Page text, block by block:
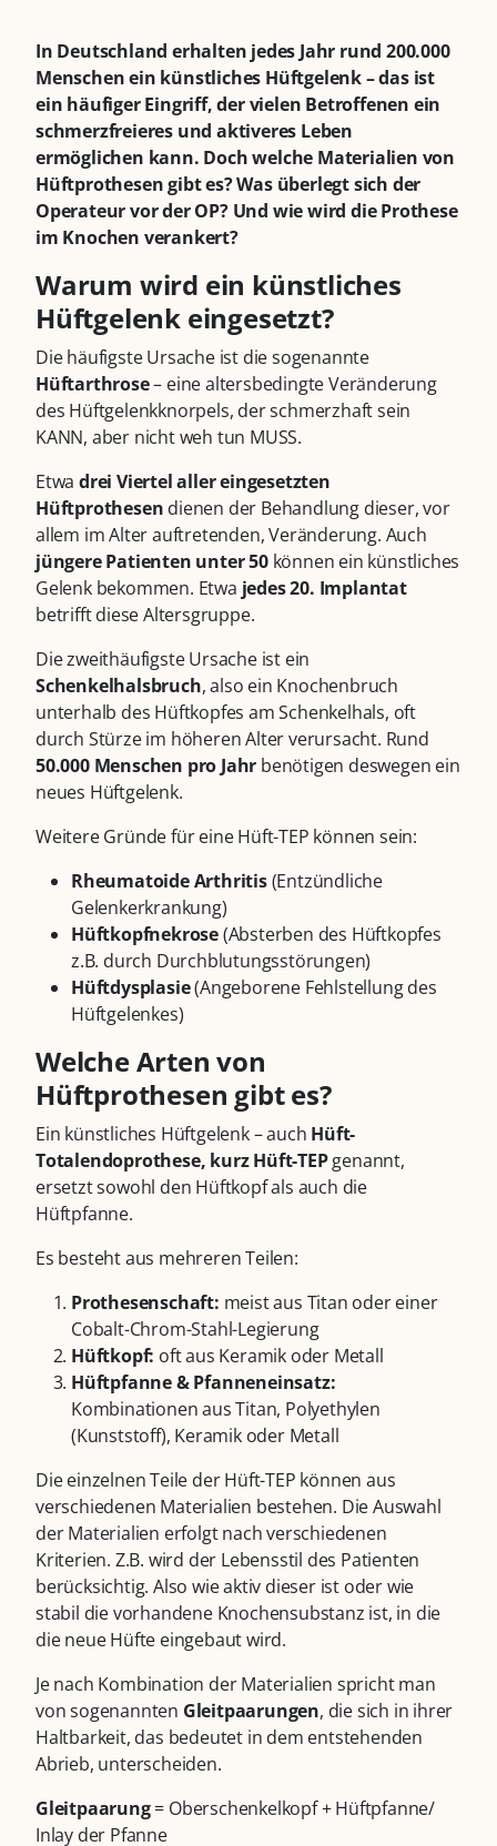
In Deutschland erhalten jedes Jahr rund 200.000
Menschen ein künstliches Hüftgelenk – das ist
ein häufiger Eingriff, der vielen Betroffenen ein
schmerzfreieres und aktiveres Leben
ermöglichen kann. Doch welche Materialien von
Hüftprothesen gibt es? Was überlegt sich der
Operateur vor der OP? Und wie wird die Prothese
im Knochen verankert?
Warum wird ein künstliches
Hüftgelenk eingesetzt?
Die häufigste Ursache ist die sogenannte
Hüftarthrose– eine altersbedingte Veränderung
des Hüftgelenkknorpels, der schmerzhaft sein
KANN, aber nicht weh tun MUSS.
Etwa drei Viertel aller eingesetzten
Hüftprothesen dienen der Behandlung dieser, vor
allem im Alter auftretenden, Veränderung. Auch
jüngere Patienten unter 50können ein künstliches
Gelenk bekommen. Etwa jedes 20. Implantat
betrifft diese Altersgruppe.
Die zweithäufigste Ursache ist ein
Schenkelhalsbruch, also ein Knochenbruch
unterhalb des Hüftkopfes am Schenkelhals, oft
durch Stürze im höheren Alter verursacht. Rund
50.000 Menschen pro Jahr benötigen deswegen ein
neues Hüftgelenk.
Weitere Gründe für eine Hüft-TEP können sein:
Rheumatoide Arthritis(Entzündliche
Gelenkerkrankung)
Hüftkopfnekrose(Absterben des Hüftkopfes
z.B. durch Durchblutungsstörungen)
Hüftdysplasie(Angeborene Fehlstellung des
Hüftgelenkes)
Welche Arten von
Hüftprothesen gibt es?
Ein künstliches Hüftgelenk – auch Hüft-
Totalendoprothese, kurz Hüft-TEPgenannt,
ersetzt sowohl den Hüftkopf als auch die
Hüftpfanne.
Es besteht aus mehreren Teilen:
Prothesenschaft: meist aus Titan oder einer
Cobalt-Chrom-Stahl-Legierung
Hüftkopf: oft aus Keramik oder Metall
Hüftpfanne & Pfanneneinsatz:
Kombinationen aus Titan, Polyethylen
(Kunststoff), Keramik oder Metall
Die einzelnen Teile der Hüft-TEP können aus
verschiedenen Materialien bestehen. Die Auswahl
der Materialien erfolgt nach verschiedenen
Kriterien. Z.B. wird der Lebensstil des Patienten
berücksichtig. Also wie aktiv dieser ist oder wie
stabil die vorhandene Knochensubstanz ist, in die
die neue Hüfte eingebaut wird.
Je nach Kombination der Materialien spricht man
von sogenannten Gleitpaarungen, die sich in ihrer
Haltbarkeit, das bedeutet in dem entstehenden
Abrieb, unterscheiden.
Gleitpaarung= Oberschenkelkopf + Hüftpfanne/
Inlay der Pfanne